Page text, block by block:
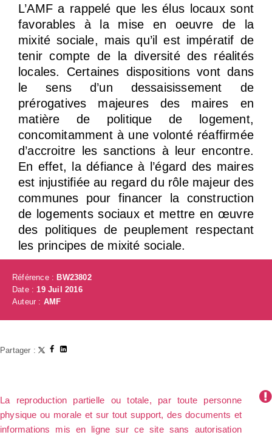
L’AMF a rappelé que les élus locaux sont
favorables à la mise en oeuvre de la
mixité sociale, mais qu’il est impératif de
tenir compte de la diversité des réalités
locales. Certaines dispositions vont dans
le sens d’un dessaisissement de
prérogatives majeures des maires en
matière de politique de logement,
concomitamment à une volonté réaffirmée
d’accroitre les sanctions à leur encontre.
En effet, la défiance à l’égard des maires
est injustifiée au regard du rôle majeur des
communes pour financer la construction
de logements sociaux et mettre en œuvre
des politiques de peuplement respectant
les principes de mixité sociale.
Référence : BW23802
Date : 19 Juil 2016
Auteur : AMF
Partager :
La reproduction partielle ou totale, par toute personne
physique ou morale et sur tout support, des documents et
informations mis en ligne sur ce site sans autorisation